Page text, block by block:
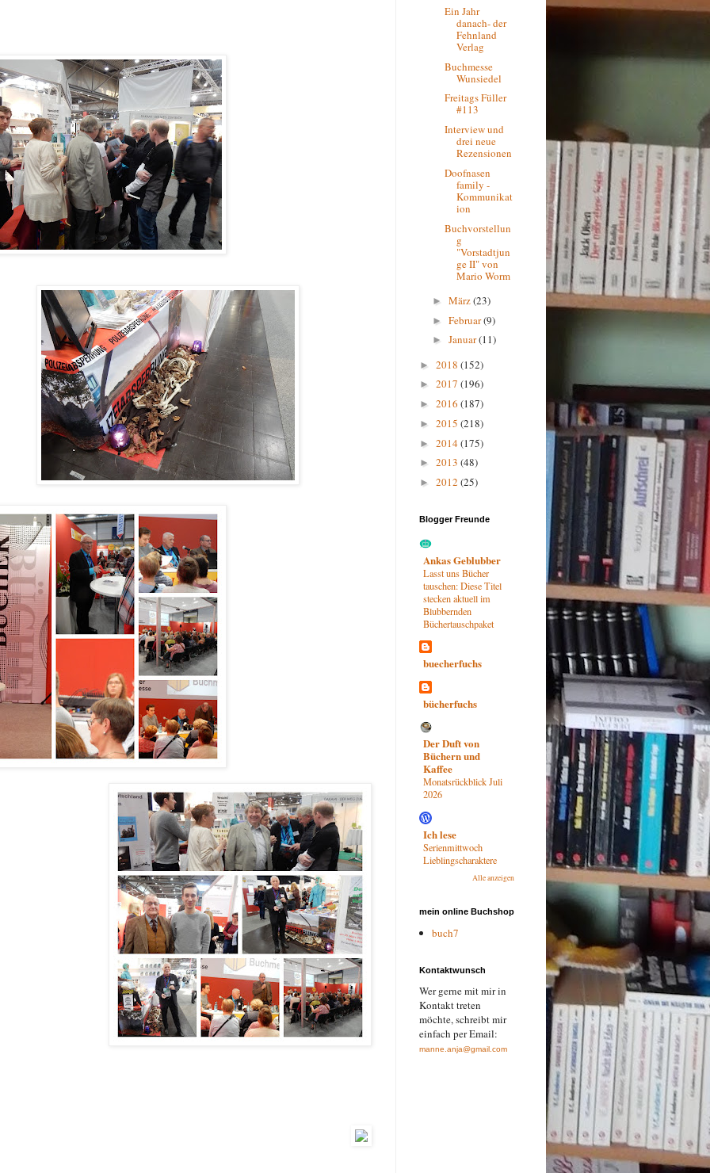
Ein Jahr
danach- der
Fehnland
Verlag
Buchmesse
Wunsiedel
Freitags Füller
#113
Interview und
drei neue
Rezensionen
Doofnasen
family -
Kommunikat
ion
Buchvorstellun
g
"Vorstadtjun
ge II" von
Mario Worm
► März(23)
► Februar(9)
► Januar(11)
► 2018 (152)
► 2017 (196)
► 2016 (187)
► 2015 (218)
► 2014(175)
► 2013 (48)
► 2012 (25)
Blogger Freunde
Ankas Geblubber
Lasst uns Bücher
tauschen: Diese Titel
stecken aktuell im
Blubbernden
Büchertauschpaket
buecherfuchs
bücherfuchs
Der Duft von
Büchern und
Kaffee
Monatsrückblick Juli
2026
Ich lese
Serienmittwoch
Lieblingscharaktere
Alle anzeigen
mein online Buchshop
buch7
Kontaktwunsch
Wer gerne mit mir in
Kontakt treten
möchte, schreibt mir
einfach per Email:
manne.anja@gmail.com